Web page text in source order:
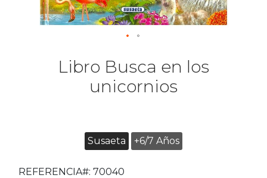
Libro Busca en los
unicornios
Susaeta +6/7 Años
REFERENCIA#: 70040